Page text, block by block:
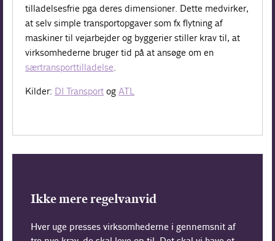
tilladelsesfrie pga deres dimensioner. Dette medvirker,
at selv simple transportopgaver som fx flytning af
maskiner til vejarbejder og byggerier stiller krav til, at
virksomhederne bruger tid på at ansøge om en
særtransporttilladelse
Kilder: DI Transport og ATL
Ikke mere regelvanvid
Hver uge presses virksomhederne i gennemsnit af